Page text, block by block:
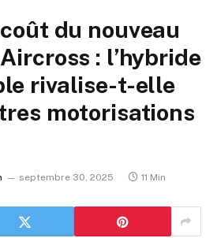
du nouveau
: l’hybride
rivalise-t-elle
motorisations
septembre 30, 2025 11 Min